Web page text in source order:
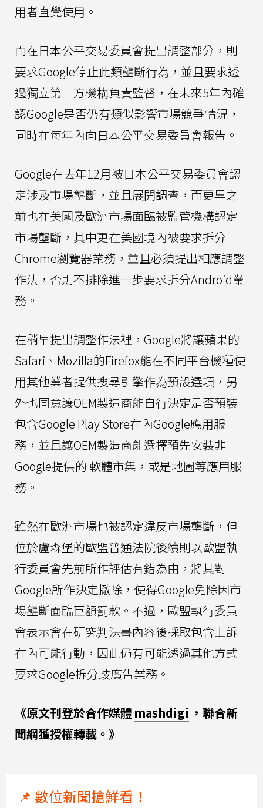
用者直覺使用。
而在日本公平交易委員會提出調整部分，則
要求Google停止此類壟斷行為，並且要求透
過獨立第三方機構負責監督，在未來5年內確
認Google是否仍有類似影響市場競爭情況，
同時在每年內向日本公平交易委員會報告。
Google在去年12月被日本公平交易委員會認
定涉及市場壟斷，並且展開調查，而更早之
前也在美國及歐洲市場面臨被監管機構認定
市場壟斷，其中更在美國境內被要求拆分
Chrome瀏覽器業務，並且必須提出相應調整
作法，否則不排除進一步要求拆分Android業
務。
在稍早提出調整作法裡，Google將讓蘋果的
Safari、Mozilla的Firefox能在不同平台機種使
用其他業者提供搜尋引擎作為預設選項，另
外也同意讓OEM製造商能自行決定是否預裝
包含Google Play Store在內Google應用服
務，並且讓OEM製造商能選擇預先安裝非
Google提供的 軟體市集，或是地圖等應用服
務。
雖然在歐洲市場也被認定違反市場壟斷，但
位於盧森堡的歐盟普通法院後續則以歐盟執
行委員會先前所作評估有錯為由，將其對
Google所作決定撤除，使得Google免除因市
場壟斷面臨巨額罰款。不過，歐盟執行委員
會表示會在研究判決書內容後採取包含上訴
在內可能行動，因此仍有可能透過其他方式
要求Google拆分歧廣告業務。
《原文刊登於合作媒體 mashdigi ，聯合新
聞網獲授權轉載。》
📌 數位新聞搶鮮看！